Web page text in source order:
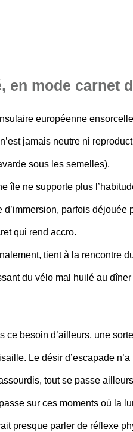
en mode carnet
européenne
jamais neutre ni
sous les semelles).
île ne supporte plus
d’immersion, parfois déjouée
qui rend accro.
tient à la rencontre
du vélo mal huilé au
ce besoin d’ailleurs, une
Le désir d’escapade
tout se passe
sur ces moments où la
presque parler de réflexe